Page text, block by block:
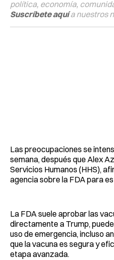
política, economía,
Suscríbete aquía nuestros
Las preocupaciones se
semana, después que Alex
Servicios Humanos (HHS),
agencia sobre la FDA para
La FDA suele aprobar las
directamente a Trump,
uso de emergencia, incluso
que la vacuna es segura y
etapa avanzada.